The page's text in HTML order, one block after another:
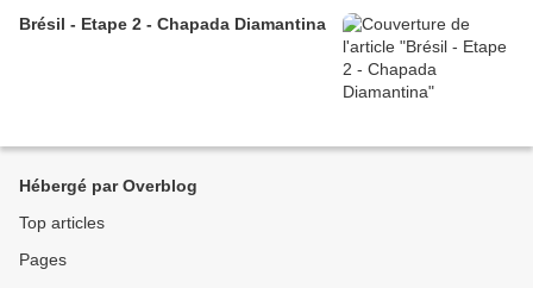
Brésil - Etape 2 - Chapada Diamantina
Hébergé par Overblog
Top articles
Pages